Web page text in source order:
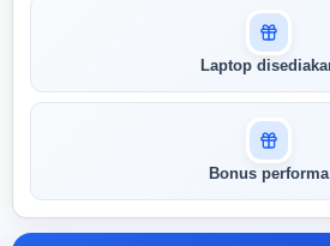
Laptop
Bonus performa